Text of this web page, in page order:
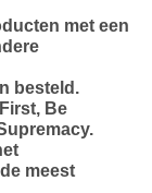
met een
besteld.
Be
meest